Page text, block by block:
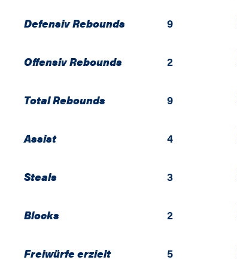
Defensiv Rebounds 9
Offensiv Rebounds 2
Total Rebounds 9
Assist 4
Steals 3
Blocks 2
Freiwürfe erzielt 5